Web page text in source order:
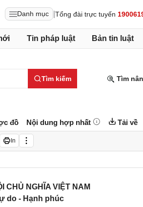
Danh mục Tổng đài trực tuyến
Tin pháp luật Bản tin luật
Tìm kiếm Tìm
đồ Nội dung hợp nhất Tải về
In
CHỦ NGHĨA VIỆT NAM
do - Hạnh phúc